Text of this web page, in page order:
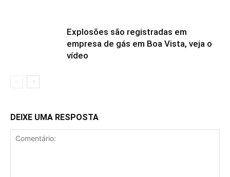
Explosões são registradas em
empresa de gás em Boa Vista, veja o
vídeo
DEIXE UMA RESPOSTA